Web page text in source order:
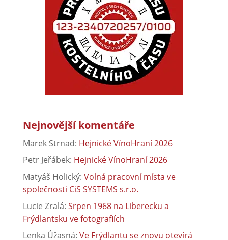
Nejnovější komentáře
Marek Strnad: Hejnické VínoHraní 2026
Petr Jeřábek: Hejnické VínoHraní 2026
Matyáš Holický: Volná pracovní místa ve
společnosti CiS SYSTEMS s.r.o.
Lucie Zralá: Srpen 1968 na Liberecku a
Frýdlantsku ve fotografiích
Lenka Úžasná: Ve Frýdlantu se znovu otevírá